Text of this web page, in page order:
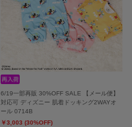
6/19一部再販 30%OFF SALE 【メール便】
対応可 ディズニー 肌着ドッキング2WAYオ
ール 0714B
￥3,003 (30%OFF)